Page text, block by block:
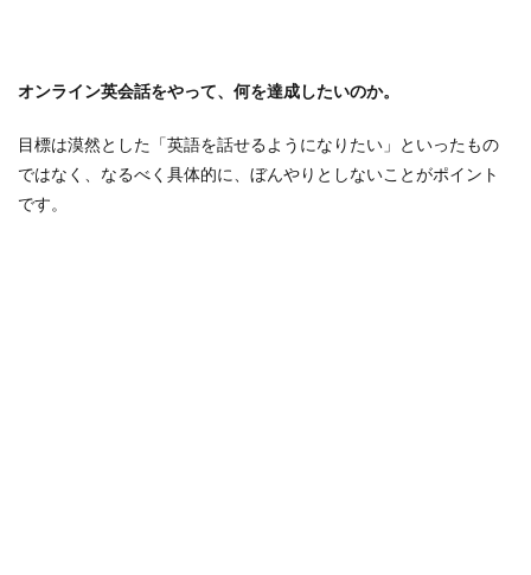
オンライン英会話をやって、何を達成したいのか。
目標は漠然とした「英語を話せるようになりたい」といったもの
ではなく、なるべく具体的に、ぼんやりとしないことがポイント
です。